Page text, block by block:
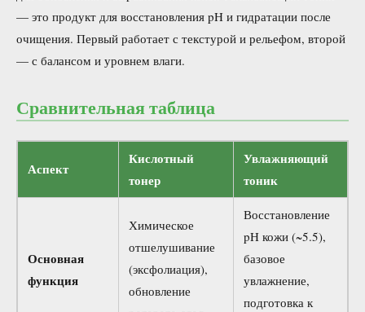
— это продукт для восстановления pH и гидратации после
очищения. Первый работает с текстурой и рельефом, второй
— с балансом и уровнем влаги.
Сравнительная таблица
Аспект
Кислотный
тонер
Увлажняющий
тоник
Основная
функция
Химическое
отшелушивание
(эксфолиация),
обновление
Восстановление
pH кожи (~5.5),
базовое
увлажнение,
подготовка к